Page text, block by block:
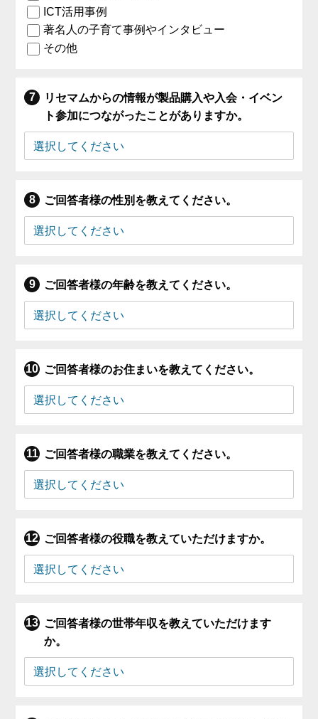
ICT活用事例
著名人の子育て事例やインタビュー
その他
リセマムからの情報が製品購入や入会・イベン
ト参加につながったことがありますか。
ご回答者様の性別を教えてください。
ご回答者様の年齢を教えてください。
ご回答者様のお住まいを教えてください。
ご回答者様の職業を教えてください。
ご回答者様の役職を教えていただけますか。
ご回答者様の世帯年収を教えていただけます
か。